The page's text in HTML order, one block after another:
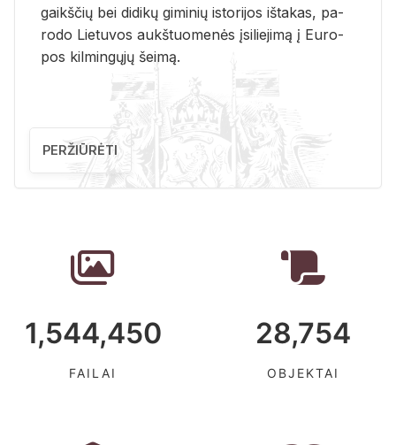
gaikš­čių bei di­di­kų gi­mi­nių is­to­ri­jos iš­ta­kas, pa­
ro­do Lie­tu­vos aukš­tuo­me­nės įsi­lie­ji­mą į Eu­ro­
pos kil­min­gų­jų šei­mą.
PERŽIŪRĖTI
1,544,450
FAILAI
28,754
OBJEKTAI